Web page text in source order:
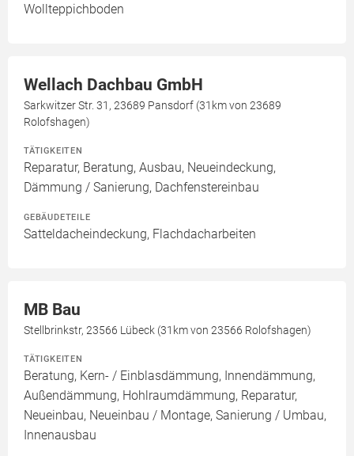
Wollteppichboden
Wellach Dachbau GmbH
Sarkwitzer Str. 31, 23689 Pansdorf (31km von 23689
Rolofshagen)
TÄTIGKEITEN
Reparatur, Beratung, Ausbau, Neueindeckung,
Dämmung / Sanierung, Dachfenstereinbau
GEBÄUDETEILE
Satteldacheindeckung, Flachdacharbeiten
MB Bau
Stellbrinkstr, 23566 Lübeck (31km von 23566 Rolofshagen)
TÄTIGKEITEN
Beratung, Kern- / Einblasdämmung, Innendämmung,
Außendämmung, Hohlraumdämmung, Reparatur,
Neueinbau, Neueinbau / Montage, Sanierung / Umbau,
Innenausbau